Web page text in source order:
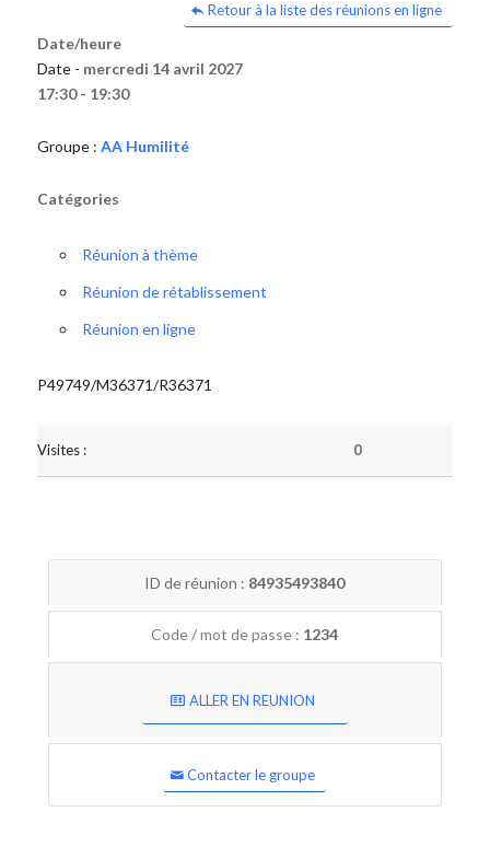
Retour à la liste des réunions en ligne
Date/heure
Date - mercredi 14 avril 2027
17:30 - 19:30
Groupe : AA Humilité
Catégories
Réunion à thème
Réunion de rétablissement
Réunion en ligne
P49749/M36371/R36371
Visites : 0
ID de réunion : 84935493840
Code / mot de passe : 1234
ALLER EN REUNION
Contacter le groupe